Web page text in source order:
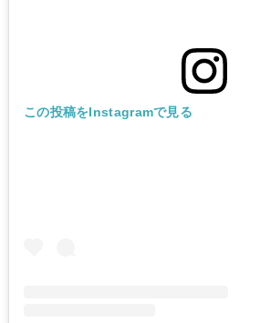
この投稿をInstagramで見る